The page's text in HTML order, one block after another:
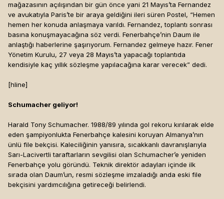
mağazasının açılışından bir gün önce yani 21 Mayıs’ta Fernandez
ve avukatıyla Paris’te bir araya geldiğini ileri süren Postel, “Hemen
hemen her konuda anlaşmaya varıldı. Fernandez, toplantı sonrası
basına konuşmayacağına söz verdi. Fenerbahçe’nin Daum ile
anlaştığı haberlerine şaşırıyorum. Fernandez gelmeye hazır. Fener
Yönetim Kurulu, 27 veya 28 Mayıs’ta yapacağı toplantıda
kendisiyle kaç yıllık sözleşme yapılacağına karar verecek” dedi.
[hline]
Schumacher geliyor!
Harald Tony Schumacher. 1988/89 yılında gol rekoru kırılarak elde
eden şampiyonlukta Fenerbahçe kalesini koruyan Almanya’nın
ünlü file bekçisi. Kaleciliğinin yanısıra, sıcakkanlı davranışlarıyla
Sarı-Lacivertli taraftarların sevgilisi olan Schumacher’e yeniden
Fenerbahçe yolu göründü. Teknik direktör adayları içinde ilk
sırada olan Daum’un, resmi sözleşme imzaladığı anda eski file
bekçisini yardımcılığına getireceği belirlendi.